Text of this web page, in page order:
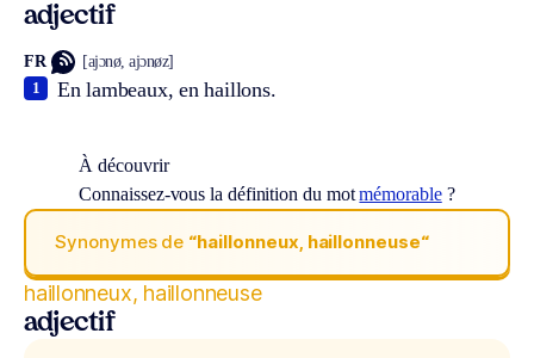
adjectif
FR [ajɔnø, ajɔnøz]
En lambeaux, en haillons.
1
À découvrir
Connaissez-vous la définition du motmémorable?
Synonymes de “haillonneux, haillonneuse“
haillonneux, haillonneuse
adjectif